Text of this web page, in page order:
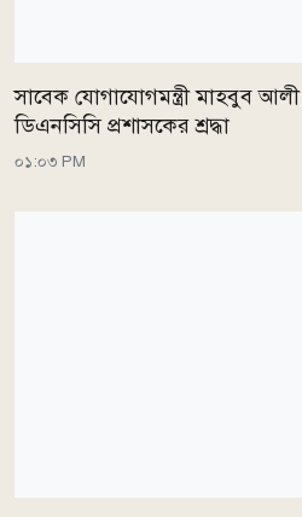
সাবেক যোগাযোগমন্ত্রী মাহবুব আলী
ডিএনসিসি প্রশাসকের শ্রদ্ধা
০১:০৩ PM